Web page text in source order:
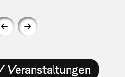
Veranstaltungen